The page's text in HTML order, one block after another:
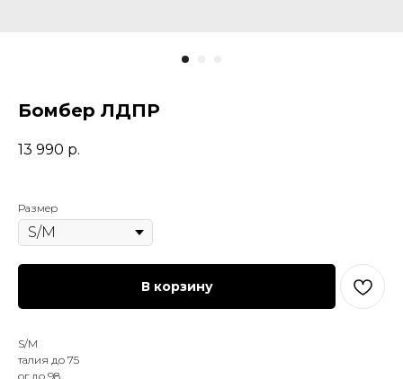
Бомбер ЛДПР
13 990 р.
Размер
В корзину
S/M
талия до 75
ог до 98